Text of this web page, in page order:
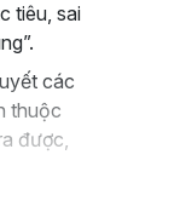
tiêu, sai
các
thuộc
được,